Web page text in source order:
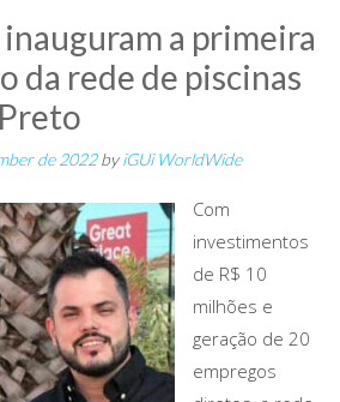
a primeira
da rede de piscinas
de 2022byiGUi WorldWide
Com
investimentos
de R$ 10
milhões e
geração de 20
empregos